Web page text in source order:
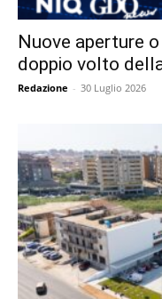
Nuove aperture
doppio volto
Redazione - 30 Luglio 2026